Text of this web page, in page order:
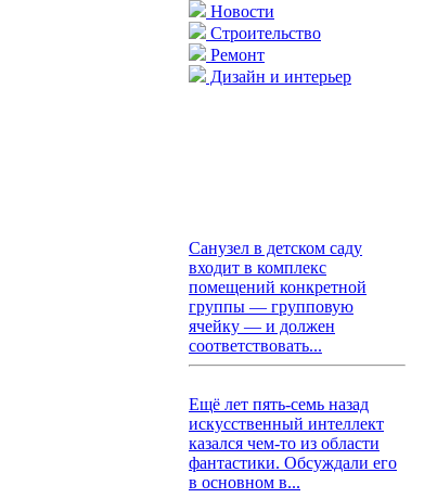
Новости
Строительство
Ремонт
Дизайн и интерьер
Санузел в детском саду
входит в комплекс
помещений конкретной
группы — групповую
ячейку — и должен
соответствовать...
Ещё лет пять-семь назад
искусственный интеллект
казался чем-то из области
фантастики. Обсуждали его
в основном в...